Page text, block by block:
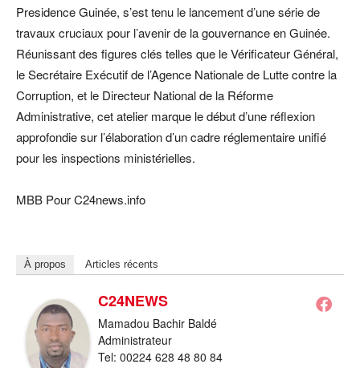
Presidence Guinée, s’est tenu le lancement d’une série de
travaux cruciaux pour l’avenir de la gouvernance en Guinée.
Réunissant des figures clés telles que le Vérificateur Général,
le Secrétaire Exécutif de l’Agence Nationale de Lutte contre la
Corruption, et le Directeur National de la Réforme
Administrative, cet atelier marque le début d’une réflexion
approfondie sur l’élaboration d’un cadre réglementaire unifié
pour les inspections ministérielles.
MBB Pour C24news.info
À propos Articles récents
C24NEWS
Mamadou Bachir Baldé
Administrateur
Tel: 00224 628 48 80 84